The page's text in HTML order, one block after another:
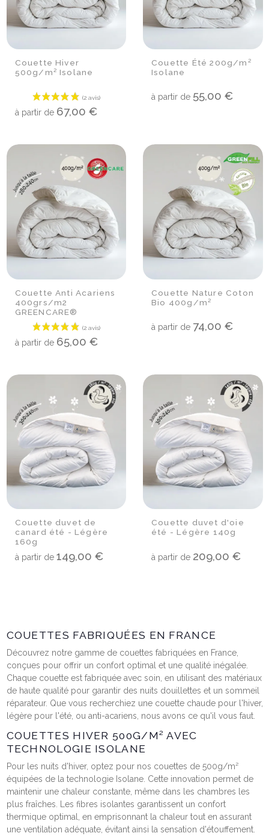
Couette Hiver
500g/m² Isolane
(2 avis)
à partir de 67,00 €
Couette Été 200g/m²
Isolane
à partir de 55,00 €
Couette Anti Acariens
400grs/m2
GREENCARE®
à partir de 65,00 €
Couette Nature Coton
Bio 400g/m²
à partir de 74,00 €
Couette duvet de
canard été - Légère
160g
à partir de 149,00 €
Couette duvet d'oie
été - Légère 140g
à partir de 209,00 €
COUETTES FABRIQUÉES EN FRANCE
Découvrez notre gamme de couettes fabriquées en France,
conçues pour offrir un confort optimal et une qualité inégalée.
Chaque couette est fabriquée avec soin, en utilisant des matériaux
de haute qualité pour garantir des nuits douillettes et un sommeil
réparateur. Que vous recherchiez une couette chaude pour l'hiver,
légère pour l'été, ou anti-acariens, nous avons ce qu'il vous faut.
COUETTES HIVER 500G/M² AVEC
TECHNOLOGIE ISOLANE
Pour les nuits d'hiver, optez pour nos couettes de 500g/m²
équipées de la technologie Isolane. Cette innovation permet de
maintenir une chaleur constante, même dans les chambres les
plus fraîches. Les fibres isolantes garantissent un confort
thermique optimal, en emprisonnant la chaleur tout en assurant
une ventilation adéquate, évitant ainsi la sensation d'étouffement.